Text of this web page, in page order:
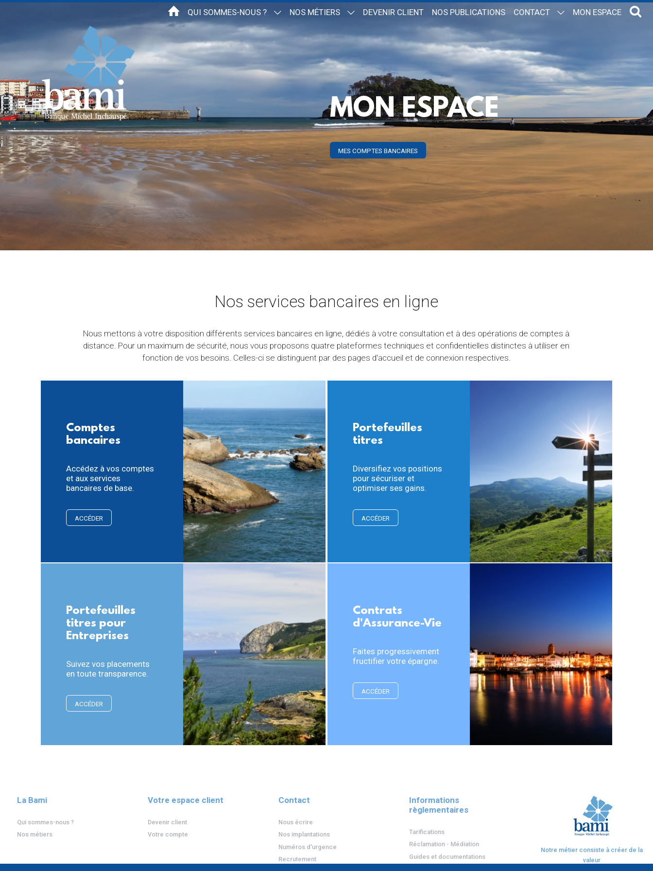
Aller au contenu principal
QUI SOMMES-NOUS ?
NOS MÉTIERS DEVENIR CLIENT NOS PUBLICATIONS CONTACT MON ESPACE
MON ESPACE
MES COMPTES BANCAIRES
Nos services bancaires en ligne
Nous mettons à votre disposition différents services bancaires en ligne, dédiés à votre consultation et à des opérations de comptes à
distance. Pour un maximum de sécurité, nous vous proposons quatre plateformes techniques et confidentielles distinctes à utiliser en
fonction de vos besoins. Celles-ci se distinguent par des pages d'accueil et de connexion respectives.
Comptes
bancaires
Accédez à vos comptes
et aux services
bancaires de base.
ACCÉDER
Portefeuilles
titres
Diversifiez vos positions
pour sécuriser et
optimiser ses gains.
ACCÉDER
Portefeuilles
titres pour
Entreprises
Suivez vos placements
en toute transparence.
ACCÉDER
Contrats
d'Assurance-Vie
Faites progressivement
fructifier votre épargne.
ACCÉDER
La Bami
Qui sommes-nous ?
Nos métiers
Votre espace client
Devenir client
Votre compte
Contact
Nous écrire
Nos implantations
Numéros d'urgence
Recrutement
Informations
règlementaires
Tarifications
Réclamation - Médiation
Guides et documentations
Notre métier consiste à créer de la
valeur